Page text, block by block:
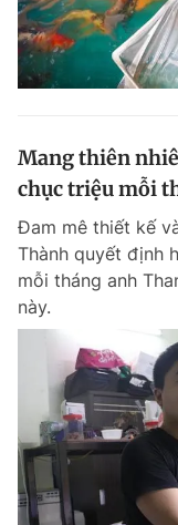
Mang thiên
chục triệu mỗi
Đam mê thiết kế
Thành quyết định
mỗi tháng anh
này.